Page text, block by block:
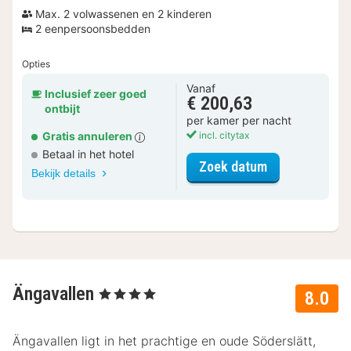
Max. 2 volwassenen en 2 kinderen
2 eenpersoonsbedden
Opties
Inclusief zeer goed
ontbijt
Gratis annuleren
Betaal in het hotel
Bekijk details
Vanaf
€ 200,63
per kamer per nacht
incl. citytax
Zoek datumvoor
8.0
Ängavallen , 4 Sterren
Ängavallen ligt in het prachtige en oude Söderslätt,